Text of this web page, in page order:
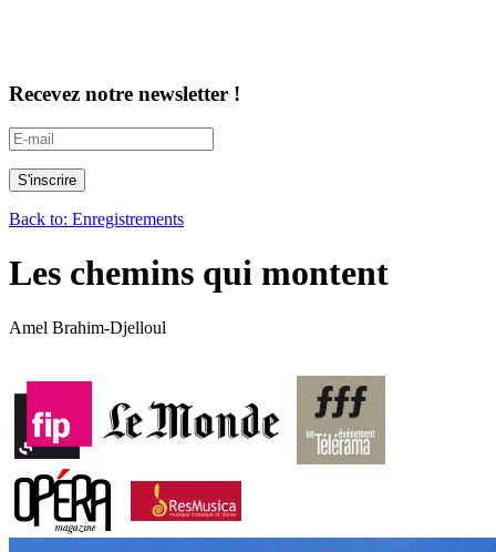
Recevez notre newsletter !
Back to: Enregistrements
Les chemins qui montent
Amel Brahim-Djelloul